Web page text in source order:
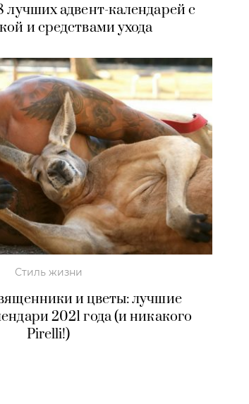
лучших адвент-календарей с
и средствами ухода
Стиль жизни
и цветы: лучшие
2021 года (и никакого
Pirelli!)